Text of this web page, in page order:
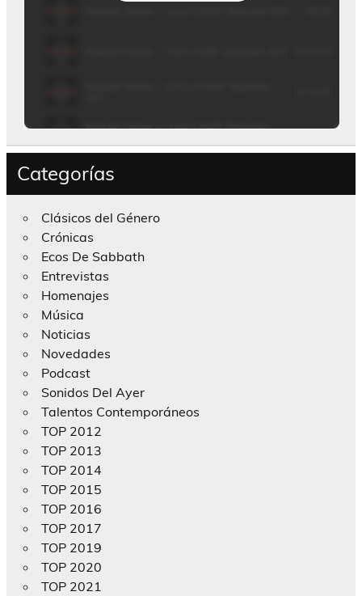
Categorías
Clásicos del Género
Crónicas
Ecos De Sabbath
Entrevistas
Homenajes
Música
Noticias
Novedades
Podcast
Sonidos Del Ayer
Talentos Contemporáneos
TOP 2012
TOP 2013
TOP 2014
TOP 2015
TOP 2016
TOP 2017
TOP 2019
TOP 2020
TOP 2021